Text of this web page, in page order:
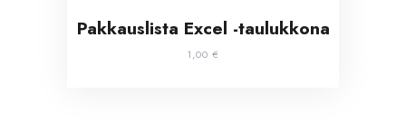
Pakkauslista Excel -taulukkona
1,00 €